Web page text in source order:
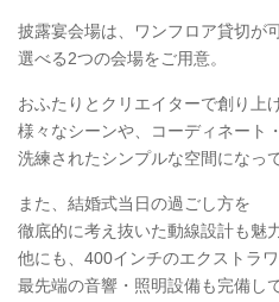
披露宴会場は、ワンフロア貸切が
選べる2つの会場をご用意。
おふたりとクリエイターで創り上
様々なシーンや、コーディネート
洗練されたシンプルな空間になっ
また、結婚式当日の過ごし方を
徹底的に考え抜いた動線設計も魅力
他にも、400インチのエクストラ
最先端の音響・照明設備も完備し